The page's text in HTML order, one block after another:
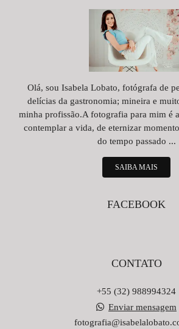
Olá, sou Isabela Lobato, fotógrafa de
delícias da gastronomia; mineira e
minha profissão.A fotografia para mim é
contemplar a vida, de eternizar
do tempo passado ...
SAIBA MAIS
FACEBOOK
CONTATO
+55 (32) 988994324
Enviar mensagem